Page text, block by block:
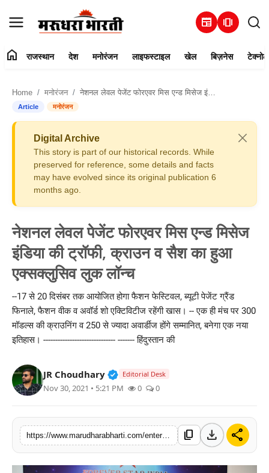
newspaper amp_stories
संपर्क करें
राजस्थान
मनोरंजन
लाइफस्टाइल
खेल
बिज़नेस
टेक्नोलॉजी
शिक्षा
वीडियो
home राजस्थान देश मनोरंजन लाइफस्टाइल खेल बिज़नेस
Home मनोरंजन नेशनल लेवल पेजेंट फोरएवर मिस एन्ड मिसेज इंडिया की ट्रॉफी, क्राउन व सैश का हुआ एक्सक्लुसिव लुक लॉन्च
Article मनोरंजन
Digital Archive
This story is part of our historical records. While
preserved for reference, some details and facts
may have evolved since its original publication 6
months ago.
नेशनल लेवल पेजेंट फोरएवर मिस एन्ड मिसेज
इंडिया की ट्रॉफी, क्राउन व सैश का हुआ
एक्सक्लुसिव लुक लॉन्च
--17 से 20 दिसंबर तक आयोजित होगा फैशन फेस्टिवल, ब्यूटी पेजेंट ग्रैंड
फिनाले, फैशन वीक व अवॉर्ड शो एक्टिविटीज रहेंगी खास। -- एक ही मंच पर 300
मॉडल्स की क्राउनिंग व 250 से ज्यादा अवार्डीज होंगे सम्मानित, बनेगा एक नया
इतिहास। ------------------------------ ------- हिंदुस्तान की
JR Choudhary Verified Public Figure • 30 Mar,
Editorial Desk
Nov 30, 2021 • 5:21 PM 0 0
https://www.marudharabharti.com/entertainment/national-level-pageant-forever-miss-and content_copy download share